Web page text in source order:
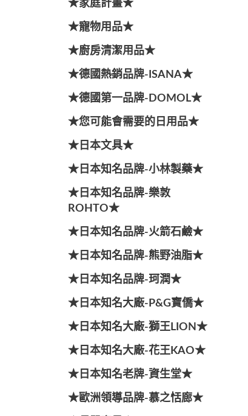
★家庭計畫★
★寵物用品★
★廚房清潔用品★
★德國熱銷品牌-ISANA★
★德國第一品牌-DOMOL★
★您可能會需要的日用品★
★日本文具★
★日本知名品牌-小林製藥★
★日本知名品牌-樂敦
ROHTO★
★日本知名品牌-火箭石鹼★
★日本知名品牌-熊野油脂★
★日本知名品牌-珂潤★
★日本知名大廠-P&G寶僑★
★日本知名大廠-獅王LION★
★日本知名大廠-花王KAO★
★日本知名老牌-資生堂★
★歐洲領導品牌-慕之恬廊★